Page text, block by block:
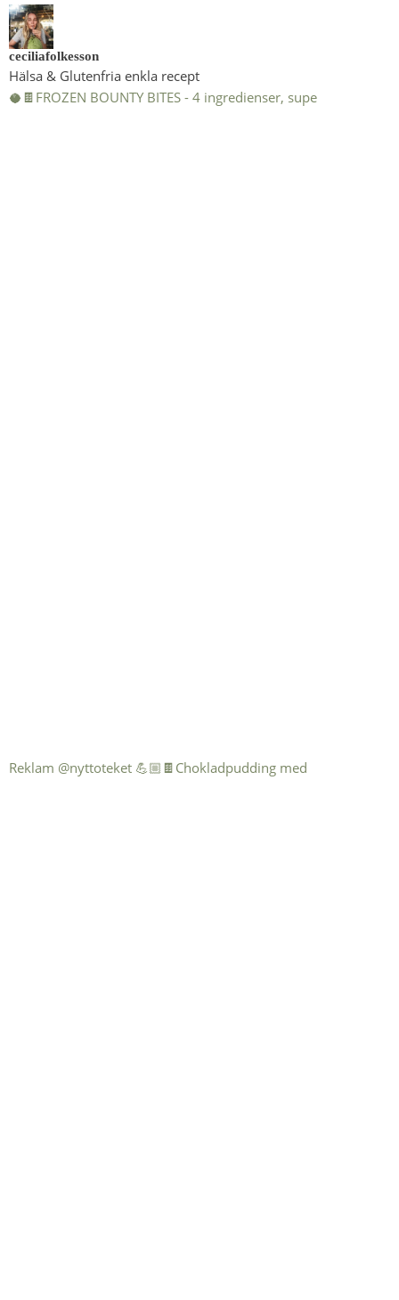
ceciliafolkesson
Hälsa & Glutenfria enkla recept
🥥🍫FROZEN BOUNTY BITES - 4 ingredienser, supe
Reklam @nyttoteket 💪🏼🍫Chokladpudding med